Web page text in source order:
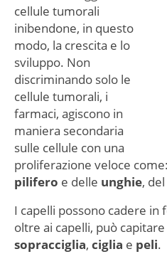
cellule tumorali
inibendone, in questo
modo, la crescita e lo
sviluppo. Non
discriminando solo le
cellule tumorali, i
farmaci, agiscono in
maniera secondaria
sulle cellule con una
proliferazione veloce
pilifero e delle unghie, del
I capelli possono cadere in
oltre ai capelli, può
sopracciglia, ciglia e peli.